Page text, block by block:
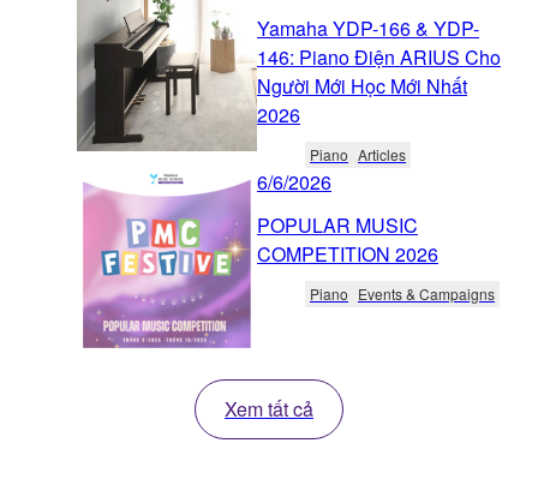
Yamaha YDP-166 & YDP-
146: Piano Điện ARIUS Cho
Người Mới Học Mới Nhất
2026
Piano Articles
6/6/2026
POPULAR MUSIC
COMPETITION 2026
Piano Events & Campaigns
Xem tất cả